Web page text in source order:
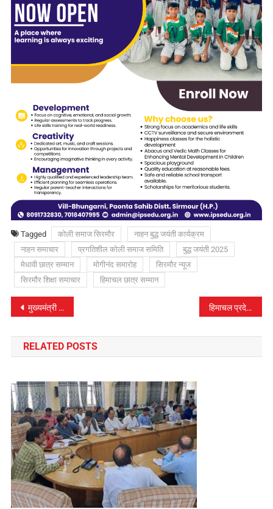
Tagged कोली समाज सिरमौर
नाहन बुद्ध जयंती कार्यक्रम
नाहन समाचार
प्रगतिशील कोली समाज समिति
बुद्ध जयंती 2025
मेधावी छात्र सम्मान
मोगीनंद समारोह
सिरमौर न्यूज
सिरमौर शिक्षा समाचार
हिमाचल छात्र सम्मान
पोस्ट
नेविगेशन
मुख्यमंत्री सुक्खू ने बिजली क्षति रोकने के दिए सख्त निर्देश | HPSEBL की कार्यप्रणाली होगी मजबूत हिमाचल प्रदेश बोर्ड ने SOS परीक्षाओं की फीस में 20% वृद्धि की | आवेदन 21 अप्रैल से शुरू
RELATED POSTS